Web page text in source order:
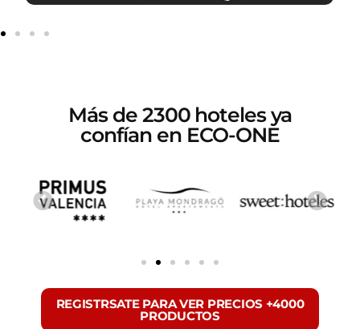
Más de 2300 hoteles ya
confían en ECO-ONE
REGISTRSATE PARA VER PRECIOS +4000
PRODUCTOS